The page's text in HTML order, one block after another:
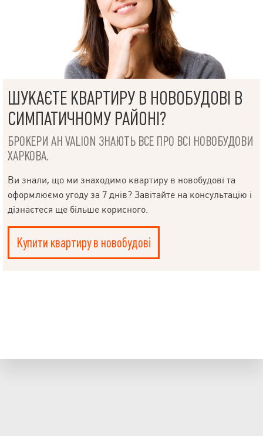
ШУКАЄТЕ КВАРТИРУ В НОВОБУДОВІ В
СИМПАТИЧНОМУ РАЙОНІ?
БРОКЕРИ АН VALION ЗНАЮТЬ ВСЕ ПРО ВСІ НОВОБУДОВИ
ХАРКОВА.
Ви знали, що ми знаходимо квартиру в новобудові та
оформлюємо угоду за 7 днів? Завітайте на консультацію і
дізнаєтеся ще більше корисного.
Купити квартиру в новобудові